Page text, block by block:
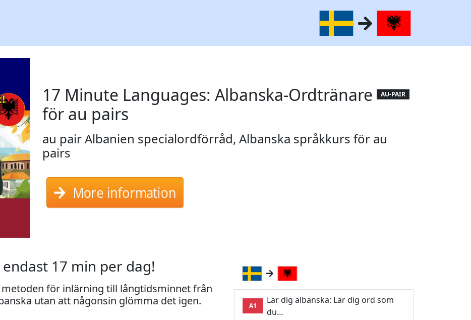
AU-PAIR
17 Minute Languages: Albanska-Ordtränare
för au pairs
au pair Albanien specialordförråd, Albanska språkkurs för au
pairs
More information
17 min per dag!
för inlärning till långtidsminnet från
utan att någonsin glömma det igen.
A1
Lär dig albanska: Lär dig ord som
du…